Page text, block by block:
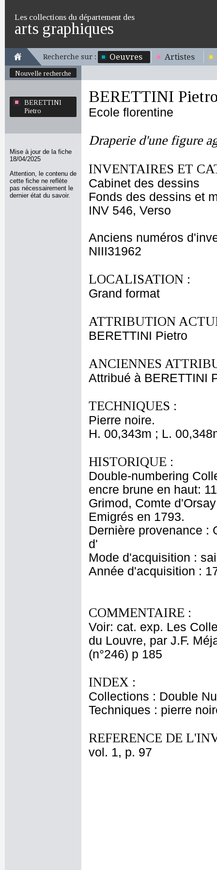
Les collections du département des
arts graphiques
Recherche sur : Oeuvres Artistes
Nouvelle recherche
BERETTINI
Pietro
Mise à jour de la fiche
18/04/2025
Attention, le contenu de
cette fiche ne reflète
pas nécessairement le
dernier état du savoir.
BERETTINI
Ecole florentine
Draperie d'une figure
INVENTAIRES ET
Cabinet des dessins
Fonds des dessins et
INV 546, Verso
Anciens numéros
NIII31962
LOCALISATION :
Grand format
ATTRIBUTION
BERETTINI Pietro
ANCIENNES
Attribué à BERETTINI
TECHNIQUES :
Pierre noire.
H. 00,343m ; L.
HISTORIQUE :
Double-numbering
encre brune en haut:
Grimod, Comte
Emigrés en 1793.
Dernière provenance :
d'
Mode d'acquisition :
Année d'acquisition :
COMMENTAIRE :
Voir: cat. exp. Les
du Louvre, par J.F.
(n°246) p 185
INDEX :
Collections : Double
Techniques : pierre
REFERENCE DE
vol. 1, p. 97